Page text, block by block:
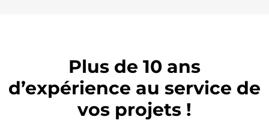
Plus de 10 ans
d’expérience au service de
vos projets !